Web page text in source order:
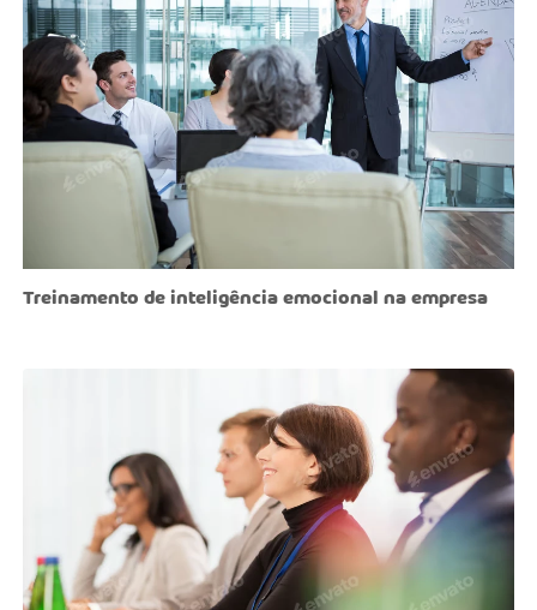
Treinamento de inteligência emocional na empresa